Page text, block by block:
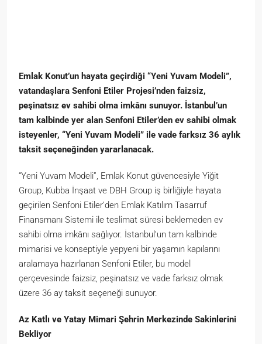
Emlak Konut’un hayata geçirdiği “Yeni Yuvam Modeli”,
vatandaşlara Senfoni Etiler Projesi’nden faizsiz,
peşinatsız ev sahibi olma imkânı sunuyor. İstanbul’un
tam kalbinde yer alan Senfoni Etiler’den ev sahibi olmak
isteyenler, “Yeni Yuvam Modeli” ile vade farksız 36 aylık
taksit seçeneğinden yararlanacak.
“Yeni Yuvam Modeli”, Emlak Konut güvencesiyle Yiğit
Group, Kubba İnşaat ve DBH Group iş birliğiyle hayata
geçirilen Senfoni Etiler’den Emlak Katılım Tasarruf
Finansmanı Sistemi ile teslimat süresi beklemeden ev
sahibi olma imkânı sağlıyor. İstanbul’un tam kalbinde
mimarisi ve konseptiyle yepyeni bir yaşamın kapılarını
aralamaya hazırlanan Senfoni Etiler, bu model
çerçevesinde faizsiz, peşinatsız ve vade farksız olmak
üzere 36 ay taksit seçeneği sunuyor.
Az Katlı ve Yatay Mimari Şehrin Merkezinde Sakinlerini
Bekliyor